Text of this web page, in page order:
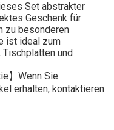
Set abstrakter
Geschenk für
zu besonderen
ist ideal zum
Tischplatten und
】Wenn Sie
erhalten, kontaktieren